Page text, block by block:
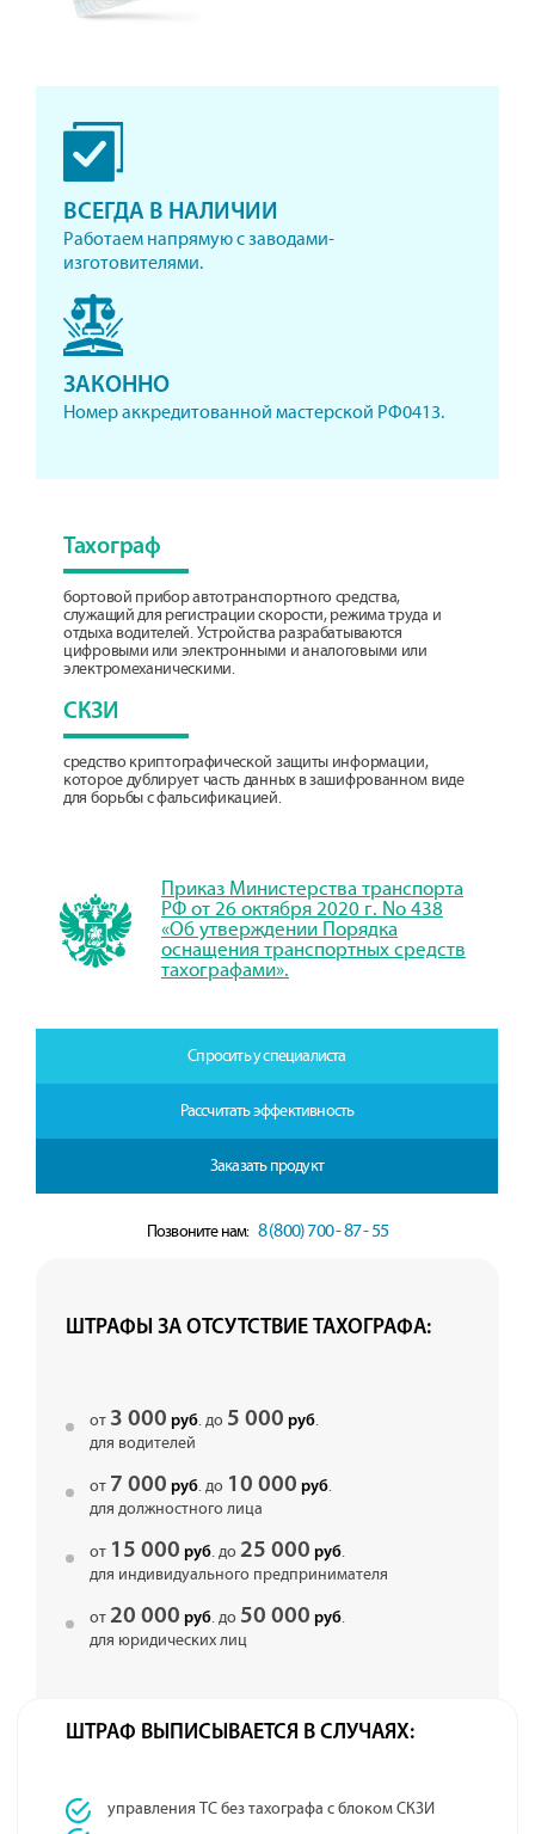
ВСЕГДА В НАЛИЧИИ
Работаем напрямую с заводами-
изготовителями.
ЗАКОННО
Номер аккредитованной мастерской РФ0413.
Тахограф
бортовой прибор автотранспортного средства,
служащий для регистрации скорости, режима труда и
отдыха водителей. Устройства разрабатываются
цифровыми или электронными и аналоговыми или
электромеханическими.
СКЗИ
средство криптографической защиты информации,
которое дублирует часть данных в зашифрованном виде
для борьбы с фальсификацией.
Приказ Министерства транспорта
РФ от 26 октября 2020 г. No 438
«Об утверждении Порядка
оснащения транспортных средств
тахографами».
Спросить у специалиста
Рассчитать эффективность
Заказать продукт
Позвоните нам: 8 (800) 700 - 87 - 55
ШТРАФЫ ЗА ОТСУТСТВИЕ ТАХОГРАФА:
от 3 000 руб. до 5 000 руб.
для водителей
от 7 000 руб. до 10 000 руб.
для должностного лица
от 15 000 руб. до 25 000 руб.
для индивидуального предпринимателя
от20 000 руб. до 50 000 руб.
для юридических лиц
ШТРАФ ВЫПИСЫВАЕТСЯ В СЛУЧАЯХ:
управления ТС без тахографа с блоком СКЗИ